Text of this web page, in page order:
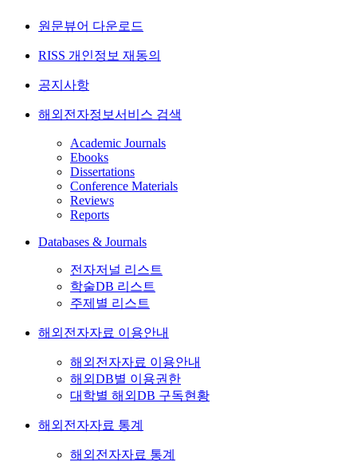
원문뷰어 다운로드
RISS 개인정보 재동의
공지사항
해외전자정보서비스 검색
Academic Journals
Ebooks
Dissertations
Conference Materials
Reviews
Reports
Databases & Journals
전자저널 리스트
학술DB 리스트
주제별 리스트
해외전자자료 이용안내
해외전자자료 이용안내
해외DB별 이용권한
대학별 해외DB 구독현황
해외전자자료 통계
해외전자자료 통계